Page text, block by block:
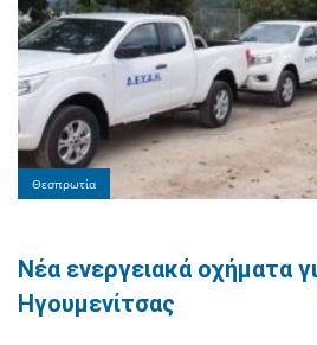
Θεσπρωτία
Νέα ενεργειακά οχήματα
Ηγουμενίτσας